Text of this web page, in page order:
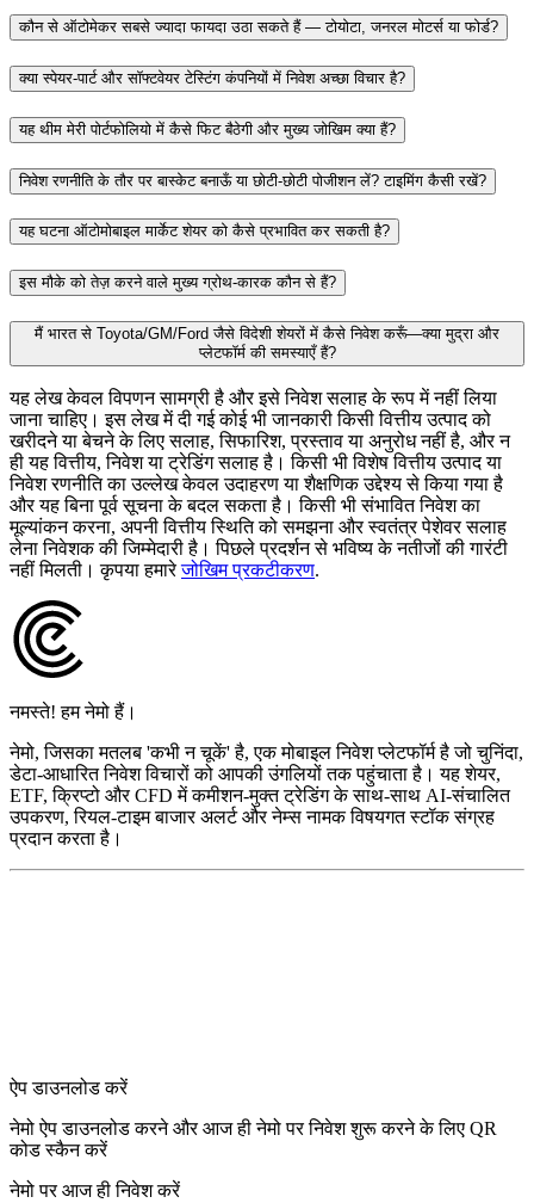
कौन से ऑटोमेकर सबसे ज्यादा फायदा उठा सकते हैं — टोयोटा, जनरल मोटर्स या फोर्ड?
क्या स्पेयर‑पार्ट और सॉफ्टवेयर टेस्टिंग कंपनियों में निवेश अच्छा विचार है?
यह थीम मेरी पोर्टफोलियो में कैसे फिट बैठेगी और मुख्य जोखिम क्या हैं?
निवेश रणनीति के तौर पर बास्केट बनाऊँ या छोटी‑छोटी पोजीशन लें? टाइमिंग कैसी रखें?
यह घटना ऑटोमोबाइल मार्केट शेयर को कैसे प्रभावित कर सकती है?
इस मौके को तेज़ करने वाले मुख्य ग्रोथ‑कारक कौन से हैं?
मैं भारत से Toyota/GM/Ford जैसे विदेशी शेयरों में कैसे निवेश करूँ—क्या मुद्रा और
प्लेटफॉर्म की समस्याएँ हैं?
यह लेख केवल विपणन सामग्री है और इसे निवेश सलाह के रूप में नहीं लिया
जाना चाहिए। इस लेख में दी गई कोई भी जानकारी किसी वित्तीय उत्पाद को
खरीदने या बेचने के लिए सलाह, सिफारिश, प्रस्ताव या अनुरोध नहीं है, और न
ही यह वित्तीय, निवेश या ट्रेडिंग सलाह है। किसी भी विशेष वित्तीय उत्पाद या
निवेश रणनीति का उल्लेख केवल उदाहरण या शैक्षणिक उद्देश्य से किया गया है
और यह बिना पूर्व सूचना के बदल सकता है। किसी भी संभावित निवेश का
मूल्यांकन करना, अपनी वित्तीय स्थिति को समझना और स्वतंत्र पेशेवर सलाह
लेना निवेशक की जिम्मेदारी है। पिछले प्रदर्शन से भविष्य के नतीजों की गारंटी
नहीं मिलती। कृपया हमारे जोखिम प्रकटीकरण.
नमस्ते! हम नेमो हैं।
नेमो, जिसका मतलब 'कभी न चूकें' है, एक मोबाइल निवेश प्लेटफॉर्म है जो चुनिंदा,
डेटा-आधारित निवेश विचारों को आपकी उंगलियों तक पहुंचाता है। यह शेयर,
ETF, क्रिप्टो और CFD में कमीशन-मुक्त ट्रेडिंग के साथ-साथ AI-संचालित
उपकरण, रियल-टाइम बाजार अलर्ट और नेम्स नामक विषयगत स्टॉक संग्रह
प्रदान करता है।
ऐप डाउनलोड करें
नेमो ऐप डाउनलोड करने और आज ही नेमो पर निवेश शुरू करने के लिए QR
कोड स्कैन करें
नेमो पर आज ही निवेश करें